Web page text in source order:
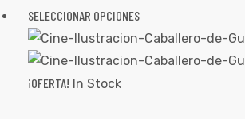
SELECCIONAR OPCIONES
¡OFERTA! In Stock